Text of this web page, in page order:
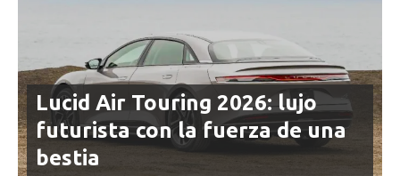
Lucid Air Touring 2026: lujo
futurista con la fuerza de una
bestia